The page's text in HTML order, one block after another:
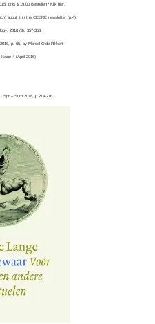
prijs $ 19.00 Bestellen? Klikhier
about it in the CEERE newsletter (p.4).
, 2018 (3), 357-358.
2016, p. 65, byMarcel Olde Rikkert
Issue 4​ (April 2016)
1 Spr – Sum 2018, p 214-216